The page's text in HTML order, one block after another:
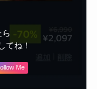
てね！
Me